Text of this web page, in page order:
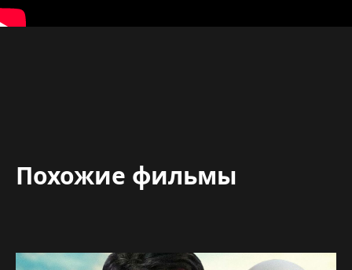
Похожие фильмы